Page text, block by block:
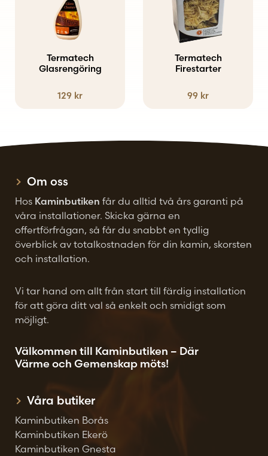
Termatech
Glasrengöring
129 kr
Termatech
Firestarter
99 kr
Om oss
Hos Kaminbutiken får du alltid två års garanti på
våra installationer. Skicka gärna en
offertförfrågan, så får du snabbt en tydlig
överblick av totalkostnaden för din kamin, skorsten
och installation.
Vi tar hand om allt från start till färdig installation
för att göra ditt val så enkelt och smidigt som
möjligt.
Välkommen till Kaminbutiken – Där
Värme och Gemenskap möts!
Våra butiker
Kaminbutiken Borås
Kaminbutiken Ekerö
Kaminbutiken Gnesta